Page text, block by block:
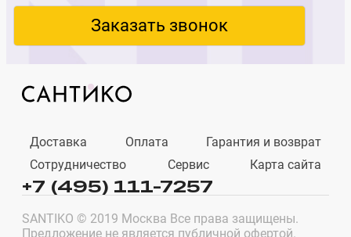
Заказать звонок
Доставка Оплата
Гарантия и возврат
Сотрудничество
Сервис Карта сайта
+7 (495) 111-7257
SANTIKO © 2019 Москва Все права защищены.
Предложение не является публичной офертой.